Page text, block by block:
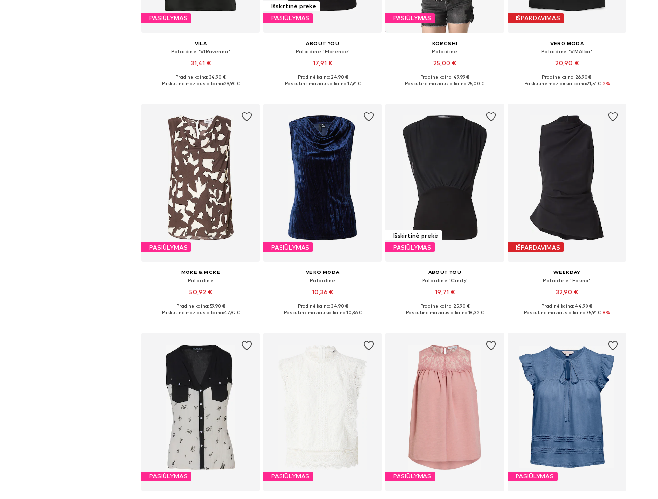
PASIŪLYMAS
VILA
Palaidinė 'VIRavenna'
31,41 €
Galimi dydžiai: XS, S, M, L, XL, XXL
Pradinė kaina: 34,90 €
Paskutinė mažiausia kaina:29,90 €
Išskirtinė prekė
PASIŪLYMAS
ABOUT YOU
Palaidinė 'Florence'
17,91 €
Galimi dydžiai: XS, S, M, L
Pradinė kaina: 24,90 €
Paskutinė mažiausia kaina:17,91 €
PASIŪLYMAS
KOROSHI
Palaidinė
25,00 €
Galimi dydžiai: XS, S, M, L, XL, XXL
Pradinė kaina: 49,99 €
Paskutinė mažiausia kaina:25,00 €
IŠPARDAVIMAS
VERO MODA
Palaidinė 'VMAlba'
20,90 €
Galimi dydžiai: XS, S, M, L
Pradinė kaina: 26,90 €
Paskutinė mažiausia kaina:21,51 €-2%
PASIŪLYMAS
MORE & MORE
Palaidinė
50,92 €
Yra daugybė dydžių
Pradinė kaina: 59,90 €
Paskutinė mažiausia kaina:47,92 €
PASIŪLYMAS
VERO MODA
Palaidinė
10,36 €
Galimi dydžiai: XS, S, M, L, XL
Pradinė kaina: 34,90 €
Paskutinė mažiausia kaina:10,36 €
Išskirtinė prekė
PASIŪLYMAS
ABOUT YOU
Palaidinė 'Cindy'
19,71 €
Galimi dydžiai: S, M, L
Pradinė kaina: 25,90 €
Paskutinė mažiausia kaina:18,32 €
IŠPARDAVIMAS
WEEKDAY
Palaidinė 'Fauna'
32,90 €
Galimi dydžiai: XS, S, M, L, XL
Pradinė kaina: 44,90 €
Paskutinė mažiausia kaina:35,91 €-8%
PASIŪLYMAS PASIŪLYMAS PASIŪLYMAS PASIŪLYMAS